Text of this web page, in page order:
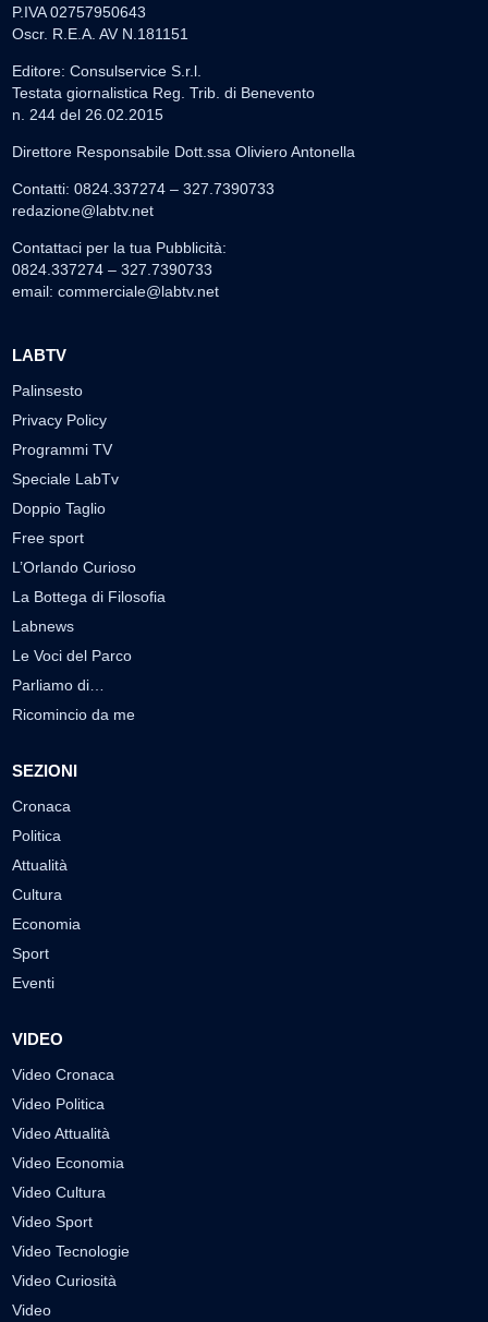
P.IVA 02757950643
Oscr. R.E.A. AV N.181151
Editore: Consulservice S.r.l.
Testata giornalistica Reg. Trib. di Benevento
n. 244 del 26.02.2015
Direttore Responsabile Dott.ssa Oliviero Antonella
Contatti: 0824.337274 – 327.7390733
redazione@labtv.net
Contattaci per la tua Pubblicità:
0824.337274 – 327.7390733
email: commerciale@labtv.net
LABTV
Palinsesto
Privacy Policy
Programmi TV
Speciale LabTv
Doppio Taglio
Free sport
L’Orlando Curioso
La Bottega di Filosofia
Labnews
Le Voci del Parco
Parliamo di…
Ricomincio da me
SEZIONI
Cronaca
Politica
Attualità
Cultura
Economia
Sport
Eventi
VIDEO
Video Cronaca
Video Politica
Video Attualità
Video Economia
Video Cultura
Video Sport
Video Tecnologie
Video Curiosità
Video